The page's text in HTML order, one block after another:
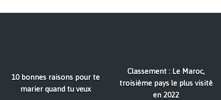
10 bonnes raisons pour te
marier quand tu veux
Classement : Le Maroc,
troisième pays le plus visité
en 2022